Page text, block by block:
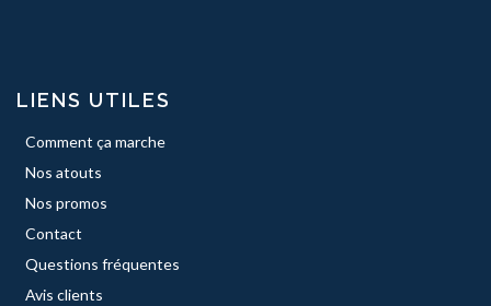
LIENS UTILES
Comment ça marche
Nos atouts
Nos promos
Contact
Questions fréquentes
Avis clients